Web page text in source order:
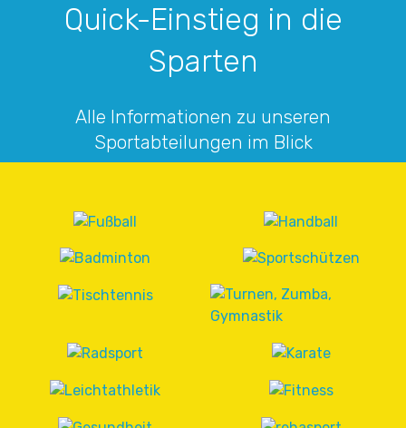
Quick-Einstieg in die
Sparten
Alle Informationen zu unseren
Sportabteilungen im Blick